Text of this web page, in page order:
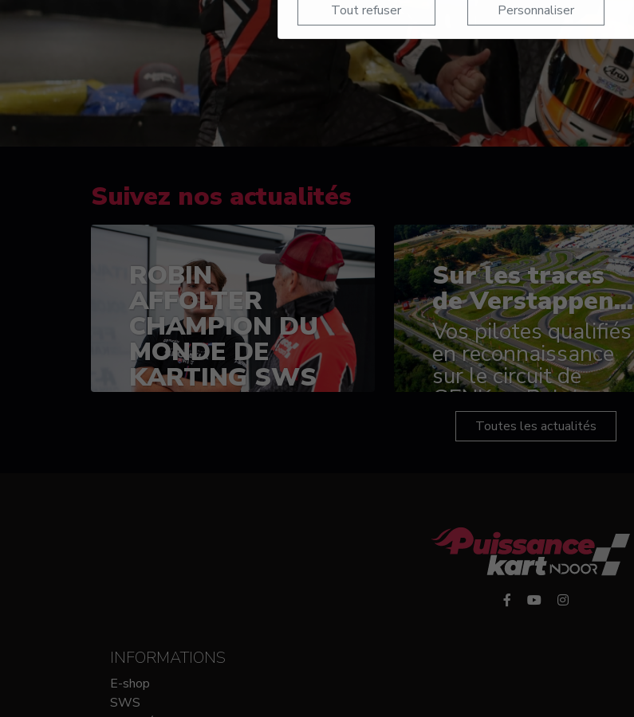
Tout refuser Personnaliser
Suivez nos actualités
ROBIN
AFFOLTER
CHAMPION DU
MONDE DE
KARTING SWS
(SPRINT)
Sur les traces
de Verstappen...
Vos pilotes qualifiés
en reconnaissance
sur le circuit de
GENK en Belgique
Toutes les actualités
INFORMATIONS
E-shop
SWS